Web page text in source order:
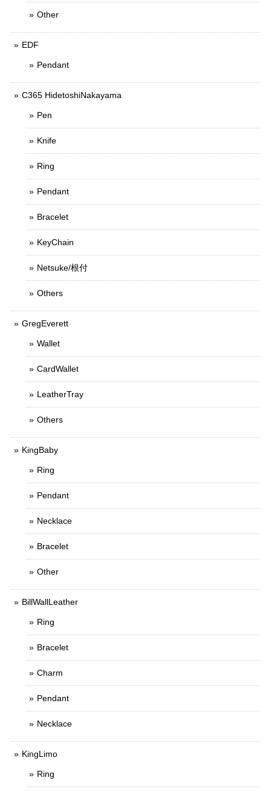
Other
EDF
Pendant
C365 HidetoshiNakayama
Pen
Knife
Ring
Pendant
Bracelet
KeyChain
Netsuke/根付
Others
GregEverett
Wallet
CardWallet
LeatherTray
Others
KingBaby
Ring
Pendant
Necklace
Bracelet
Other
BillWallLeather
Ring
Bracelet
Charm
Pendant
Necklace
KingLimo
Ring